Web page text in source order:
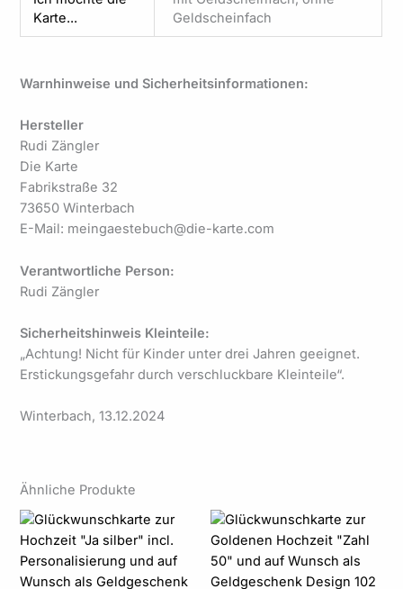
Karte...
Geldscheinfach
Warnhinweise und Sicherheitsinformationen:
Hersteller
Rudi Zängler
Die Karte
Fabrikstraße 32
73650 Winterbach
E-Mail: meingaestebuch@die-karte.com
Verantwortliche Person:
Rudi Zängler
Sicherheitshinweis Kleinteile:
„Achtung! Nicht für Kinder unter drei Jahren geeignet.
Erstickungsgefahr durch verschluckbare Kleinteile“.
Winterbach, 13.12.2024
Ähnliche Produkte
Preisspanne:
bis
7,50 €
Preisspanne:
bis
6,50 €